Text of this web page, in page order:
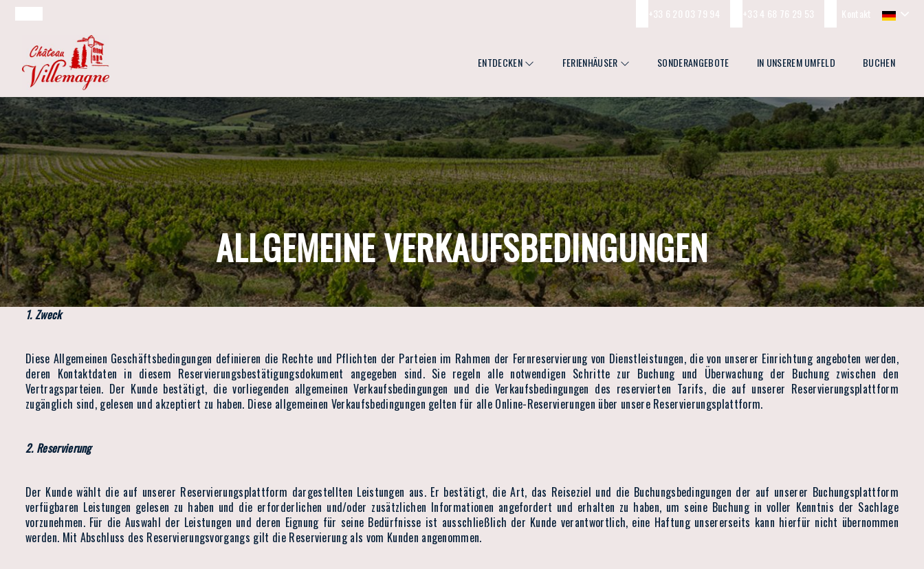
Kontakt
+33 4 68 76 29 53
+33 6 20 03 79 94
ENTDECKEN FERIENHÄUSER SONDERANGEBOTE IN UNSEREM UMFELD BUCHEN
ALLGEMEINE VERKAUFSBEDINGUNGEN
1. Zweck
Diese Allgemeinen Geschäftsbedingungen definieren die Rechte und Pflichten der Parteien im Rahmen der Fernreservierung von Dienstleistungen, die von unserer Einrichtung angeboten werden,
deren Kontaktdaten in diesem Reservierungsbestätigungsdokument angegeben sind. Sie regeln alle notwendigen Schritte zur Buchung und Überwachung der Buchung zwischen den
Vertragsparteien. Der Kunde bestätigt, die vorliegenden allgemeinen Verkaufsbedingungen und die Verkaufsbedingungen des reservierten Tarifs, die auf unserer Reservierungsplattform
zugänglich sind, gelesen und akzeptiert zu haben. Diese allgemeinen Verkaufsbedingungen gelten für alle Online-Reservierungen über unsere Reservierungsplattform.
2. Reservierung
Der Kunde wählt die auf unserer Reservierungsplattform dargestellten Leistungen aus. Er bestätigt, die Art, das Reiseziel und die Buchungsbedingungen der auf unserer Buchungsplattform
verfügbaren Leistungen gelesen zu haben und die erforderlichen und/oder zusätzlichen Informationen angefordert und erhalten zu haben, um seine Buchung in voller Kenntnis der Sachlage
vorzunehmen. Für die Auswahl der Leistungen und deren Eignung für seine Bedürfnisse ist ausschließlich der Kunde verantwortlich, eine Haftung unsererseits kann hierfür nicht übernommen
werden. Mit Abschluss des Reservierungsvorgangs gilt die Reservierung als vom Kunden angenommen.